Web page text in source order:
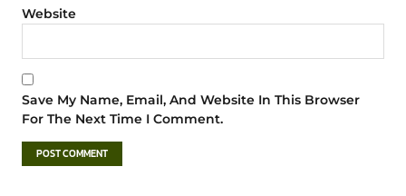
Website
Save My Name, Email, And Website In This Browser
For The Next Time I Comment.